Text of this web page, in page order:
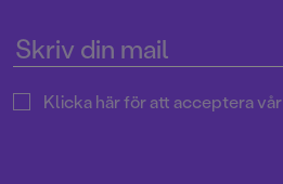
Klicka här för att acceptera vår